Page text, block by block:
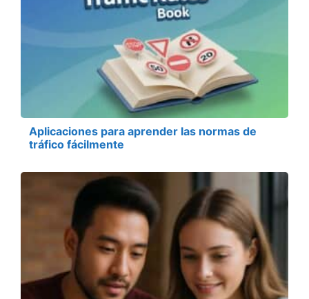
Aplicaciones para aprender las normas de
tráfico fácilmente